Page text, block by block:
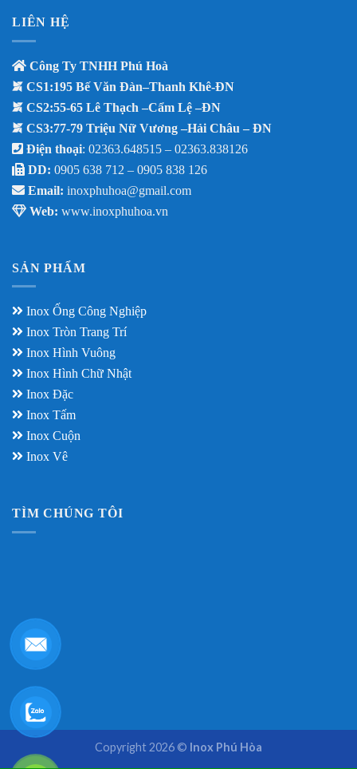
LIÊN HỆ
Công Ty TNHH Phú Hoà
CS1:195 Bế Văn Đàn–Thanh Khê-ĐN
CS2:55-65 Lê Thạch –Cẩm Lệ –ĐN
CS3:77-79 Triệu Nữ Vương –Hải Châu – ĐN
Điện thoại: 02363.648515 – 02363.838126
DD: 0905 638 712 – 0905 838 126
Email: inoxphuhoa@gmail.com
Web: www.inoxphuhoa.vn
SẢN PHẨM
Inox Ống Công Nghiệp
Inox Tròn Trang Trí
Inox Hình Vuông
Inox Hình Chữ Nhật
Inox Đặc
Inox Tấm
Inox Cuộn
Inox Vê
TÌM CHÚNG TÔI
Copyright 2026 © Inox Phú Hòa